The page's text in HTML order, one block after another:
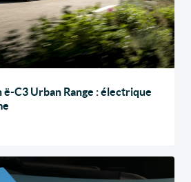
C3 Urban Range : électrique